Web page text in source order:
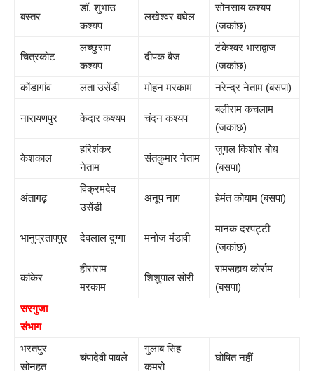
बस्तर
डॉ. शुभाउ
कश्यप
लखेश्वर बघेल
सोनसाय कश्यप
(जकांछ)
चित्रकोट
लच्छुराम
कश्यप
दीपक बैज
टंकेश्वर भाराद्वाज
(जकांछ)
कोंडागांव
लता उसेंडी मोहन मरकाम नरेन्द्र नेताम (बसपा)
नारायणपुर केदार कश्यप चंदन कश्यप
बलीराम कचलाम
(जकांछ)
केशकाल
हरिशंकर
नेताम
संतकुमार नेताम
जुगल किशोर बोध
(बसपा)
अंतागढ़
विक्रमदेव
उसेंडी
अनूप नाग हेमंत कोयाम (बसपा)
भानुप्रतापपुर देवलाल दुग्गा मनोज मंडावी
मानक दरपट्टी
(जकांछ)
कांकेर
हीराराम
मरकाम
शिशुपाल सोरी
रामसहाय कोर्राम
(बसपा)
सरगुजा
संभाग
भरतपुर
सोनहत
चंपादेवी पावले
गुलाब सिंह
कमरो
घोषित नहीं